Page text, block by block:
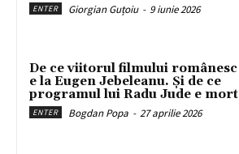
ENTER Giorgian Guțoiu - 9 iunie 2026
De ce viitorul filmului românesc
e la Eugen Jebeleanu. Și de ce
programul lui Radu Jude e mort
ENTER Bogdan Popa - 27 aprilie 2026